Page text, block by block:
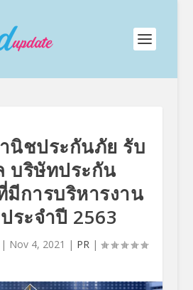
นิชประกันภัย รับ
บริษัทประกัน
การบริหารงาน
ระจำปี 2563
| Nov 4, 2021 | PR |